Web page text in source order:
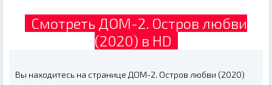
Смотреть ДОМ-2. Остров любви
(2020) в HD
Вы находитесь на странице ДОМ-2. Остров любви (2020)